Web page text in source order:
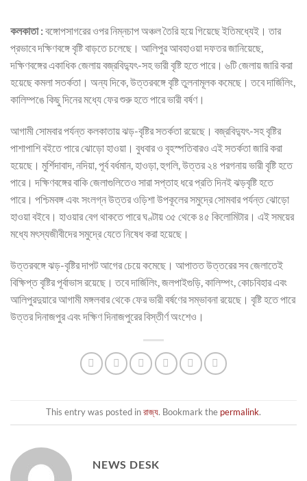
কলকাতা :বঙ্গোপসাগরের ওপর নিম্নচাপ অঞ্চল তৈরি হয়ে গিয়েছে ইতিমধ্যেই। তার
প্রভাবে দক্ষিণবঙ্গে বৃষ্টি বাড়তে চলেছে। আলিপুর আবহাওয়া দফতর জানিয়েছে,
দক্ষিণবঙ্গের একাধিক জেলায় বজ্রবিদ্যুৎ-সহ ভারী বৃষ্টি হতে পারে। ৬টি জেলায় জারি করা
হয়েছে কমলা সতর্কতা। অন্য দিকে, উত্তরবঙ্গে বৃষ্টি তুলনামূলক কমেছে। তবে দার্জিলিং,
কালিম্পঙে কিছু দিনের মধ্যে ফের শুরু হতে পারে ভারী বর্ষণ।
আগামী সোমবার পর্যন্ত কলকাতায় ঝড়-বৃষ্টির সতর্কতা রয়েছে। বজ্রবিদ্যুৎ-সহ বৃষ্টির
পাশাপাশি বইতে পারে ঝোড়ো হাওয়া। বুধবার ও বৃহস্পতিবারও এই সতর্কতা জারি করা
হয়েছে। মুর্শিদাবাদ, নদিয়া, পূর্ব বর্ধমান, হাওড়া, হুগলি, উত্তর ২৪ পরগনায় ভারী বৃষ্টি হতে
পারে। দক্ষিণবঙ্গের বাকি জেলাগুলিতেও সারা সপ্তাহ ধরে প্রতি দিনই ঝড়বৃষ্টি হতে
পারে। পশ্চিমবঙ্গ এবং সংলগ্ন উত্তর ওড়িশা উপকূলের সমুদ্রে সোমবার পর্যন্ত ঝোড়ো
হাওয়া বইবে। হাওয়ার বেগ থাকতে পারে ঘণ্টায় ৩৫ থেকে ৪৫ কিলোমিটার। এই সময়ের
মধ্যে মৎস্যজীবীদের সমুদ্রে যেতে নিষেধ করা হয়েছে।
উত্তরবঙ্গে ঝড়-বৃষ্টির দাপট আগের চেয়ে কমেছে। আপাতত উত্তরের সব জেলাতেই
বিক্ষিপ্ত বৃষ্টির পূর্বাভাস রয়েছে। তবে দার্জিলিং, জলপাইগুড়ি, কালিম্পং, কোচবিহার এবং
আলিপুরদুয়ারে আগামী মঙ্গলবার থেকে ফের ভারী বর্ষণের সম্ভাবনা রয়েছে। বৃষ্টি হতে পারে
উত্তর দিনাজপুর এবং দক্ষিণ দিনাজপুরের বিস্তীর্ণ অংশেও।
This entry was posted inরাজ্য. Bookmark the permalink.
NEWS DESK